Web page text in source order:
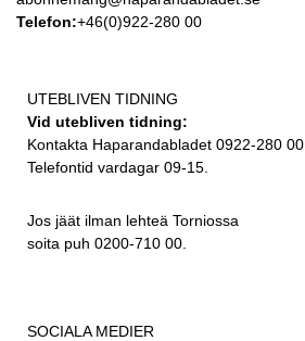
Telefon:+46(0)922-280 00
UTEBLIVEN TIDNING
Vid utebliven tidning:
Kontakta Haparandabladet 0922-280 00.
Telefontid vardagar 09-15.
Jos jäät ilman lehteä Torniossa
soita puh 0200-710 00.
SOCIALA MEDIER